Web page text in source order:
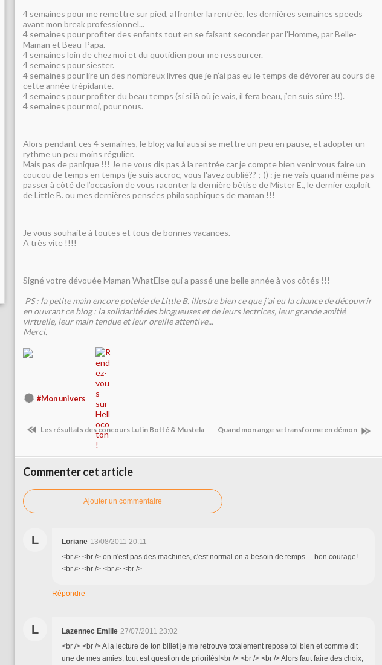
4 semaines pour me remettre sur pied, affronter la rentrée, les dernières semaines speeds
avant mon break professionnel...
4 semaines pour profiter des enfants tout en se faisant seconder par l’Homme, par Belle-
Maman et Beau-Papa.
4 semaines loin de chez moi et du quotidien pour me ressourcer.
4 semaines pour siester.
4 semaines pour lire un des nombreux livres que je n’ai pas eu le temps de dévorer au cours de
cette année trépidante.
4 semaines pour profiter du beau temps (si si là où je vais, il fera beau, j’en suis sûre !!).
4 semaines pour moi, pour nous.
Alors pendant ces 4 semaines, le blog va lui aussi se mettre un peu en pause, et adopter un
rythme un peu moins régulier.
Mais pas de panique !!! Je ne vous dis pas à la rentrée car je compte bien venir vous faire un
coucou de temps en temps (je suis accroc, vous l'avez oublié?? ;-)) : je ne vais quand même pas
passer à côté de l’occasion de vous raconter la dernière bêtise de Mister E., le dernier exploit
de Little B. ou mes dernières pensées philosophiques de maman !!!
Je vous souhaite à toutes et tous de bonnes vacances.
A très vite !!!!
Signé votre dévouée Maman WhatElse qui a passé une belle année à vos côtés !!!
PS : la petite main encore potelée de Little B. illustre bien ce que j'ai eu la chance de découvrir
en ouvrant ce blog : la solidarité des blogueuses et de leurs lectrices, leur grande amitié
virtuelle, leur main tendue et leur oreille attentive...
Merci.
#Mon univers
Les résultats des concours Lutin Botté & Mustela Quand mon ange se transforme en démon
Commenter cet article
Ajouter un commentaire
L Loriane 13/08/2011 20:11
<br /> <br /> on n'est pas des machines, c'est normal on a besoin de temps ... bon courage!
<br /> <br /> <br /> <br />
Répondre
L Lazennec Emilie 27/07/2011 23:02
<br /> <br /> A la lecture de ton billet je me retrouve totalement repose toi bien et comme dit
une de mes amies, tout est question de priorités!<br /> <br /> <br /> Alors faut faire des choix,